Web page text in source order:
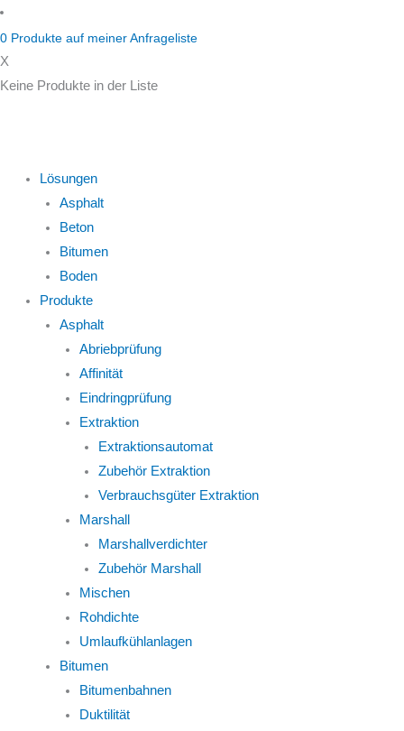
Zum
Inhalt
springen
0 Produkte auf meiner Anfrageliste
X
Keine Produkte in der Liste
Lösungen
Asphalt
Beton
Bitumen
Boden
Produkte
Asphalt
Abriebprüfung
Affinität
Eindringprüfung
Extraktion
Extraktionsautomat
Zubehör Extraktion
Verbrauchsgüter Extraktion
Marshall
Marshallverdichter
Zubehör Marshall
Mischen
Rohdichte
Umlaufkühlanlagen
Bitumen
Bitumenbahnen
Duktilität